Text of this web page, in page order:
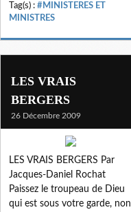
Tag(s) : #MINISTERES ET
MINISTRES
LES VRAIS
BERGERS
26 Décembre 2009
LES VRAIS BERGERS Par
Jacques-Daniel Rochat
Paissez le troupeau de Dieu
qui est sous votre garde, non